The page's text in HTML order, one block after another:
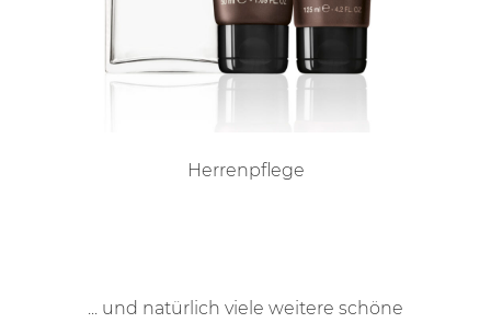
Herrenpflege
... und natürlich viele weitere schöne